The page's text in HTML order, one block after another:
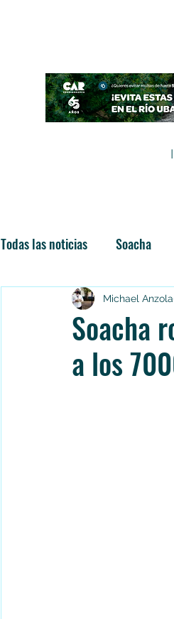
Todas las noticias Soacha
Las nuevas soachunidades
Soacha
a los
Michael Anzola